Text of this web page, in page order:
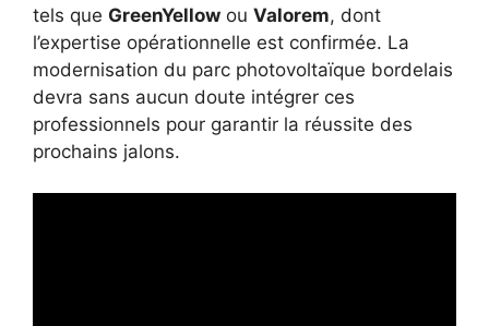
tels que GreenYellow ou Valorem, dont
l’expertise opérationnelle est confirmée. La
modernisation du parc photovoltaïque bordelais
devra sans aucun doute intégrer ces
professionnels pour garantir la réussite des
prochains jalons.